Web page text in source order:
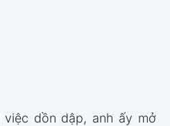
dồn dập, anh ấy mở